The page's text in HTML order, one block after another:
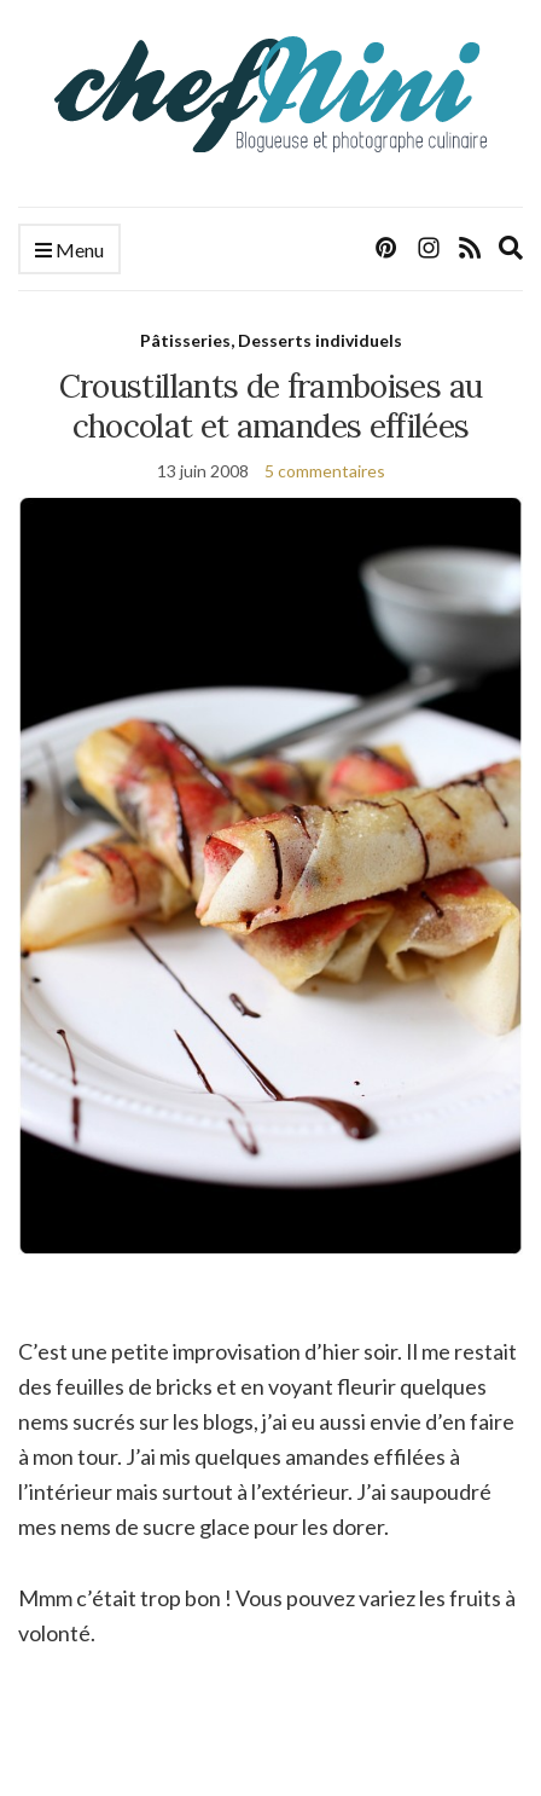
Menu
Pâtisseries, Desserts individuels
Croustillants de framboises au
chocolat et amandes effilées
13 juin 2008 5 commentaires
C’est une petite improvisation d’hier soir. Il me restait
des feuilles de bricks et en voyant fleurir quelques
nems sucrés sur les blogs, j’ai eu aussi envie d’en faire
à mon tour. J’ai mis quelques amandes effilées à
l’intérieur mais surtout à l’extérieur. J’ai saupoudré
mes nems de sucre glace pour les dorer.
Mmm c’était trop bon ! Vous pouvez variez les fruits à
volonté.